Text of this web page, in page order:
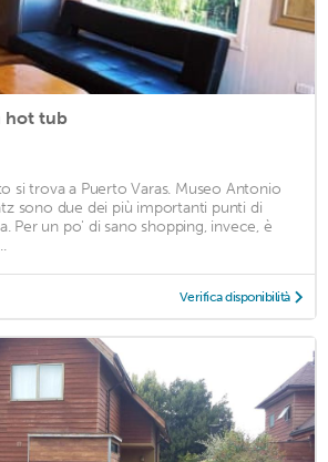
hot tub
si trova a Puerto Varas. Museo Antonio
sono due dei più importanti punti di
Per un po' di sano shopping, invece, è
Verifica disponibilità